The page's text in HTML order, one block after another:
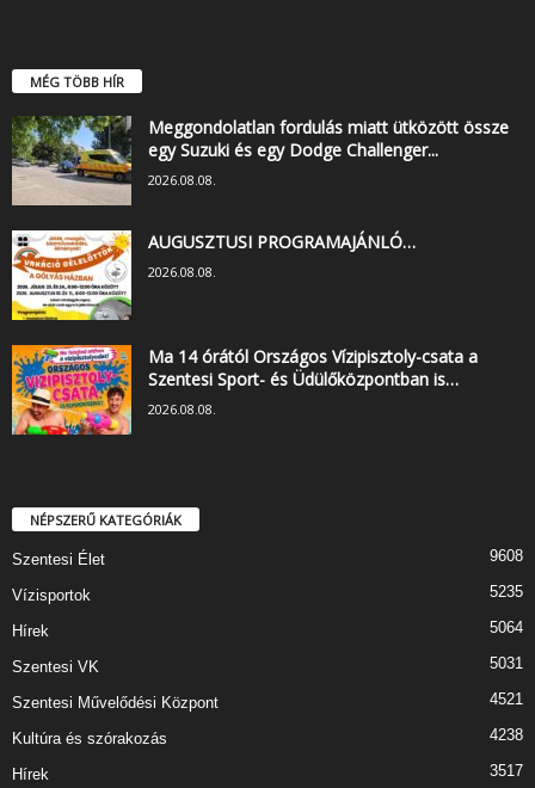
MÉG TÖBB HÍR
Meggondolatlan fordulás miatt ütközött össze
egy Suzuki és egy Dodge Challenger...
2026.08.08.
AUGUSZTUSI PROGRAMAJÁNLÓ…
2026.08.08.
Ma 14 órától Országos Vízipisztoly-csata a
Szentesi Sport- és Üdülőközpontban is…
2026.08.08.
NÉPSZERŰ KATEGÓRIÁK
Szentesi Élet 9608
Vízisportok 5235
Hírek 5064
Szentesi VK 5031
Szentesi Művelődési Központ 4521
Kultúra és szórakozás 4238
Hírek 3517